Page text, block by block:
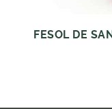
FESOL DE